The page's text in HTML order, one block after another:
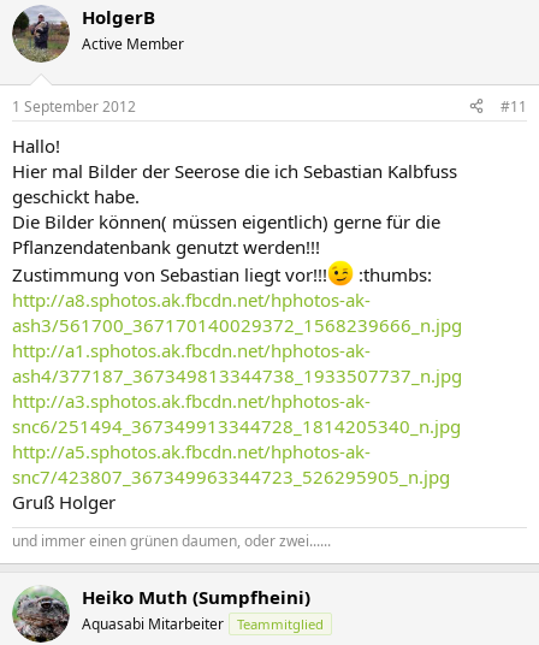
HolgerB
Active Member
1 September 2012 #11
Hallo!
Hier mal Bilder der Seerose die ich Sebastian Kalbfuss
geschickt habe.
Die Bilder können( müssen eigentlich) gerne für die
Pflanzendatenbank genutzt werden!!!
Zustimmung von Sebastian liegt vor!!!
:thumbs:
http://a8.sphotos.ak.fbcdn.net/hphotos-ak-
ash3/561700_367170140029372_1568239666_n.jpg
http://a1.sphotos.ak.fbcdn.net/hphotos-ak-
ash4/377187_367349813344738_1933507737_n.jpg
http://a3.sphotos.ak.fbcdn.net/hphotos-ak-
snc6/251494_367349913344728_1814205340_n.jpg
http://a5.sphotos.ak.fbcdn.net/hphotos-ak-
snc7/423807_367349963344723_526295905_n.jpg
Gruß Holger
und immer einen grünen daumen, oder zwei......
Heiko Muth (Sumpfheini)
Aquasabi Mitarbeiter Teammitglied